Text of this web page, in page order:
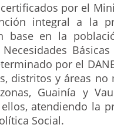
por el
integral a la
base en la
por el
distritos y áreas no
Guainía y
atendiendo la
Social.